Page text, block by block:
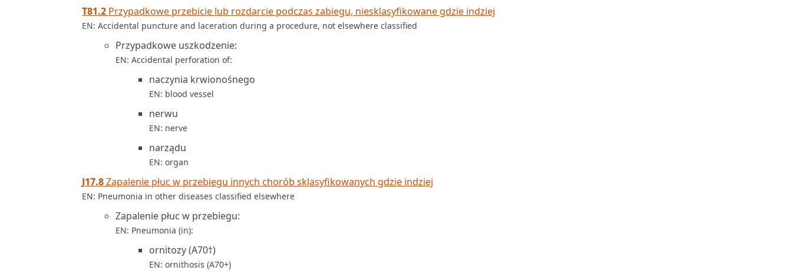
T81.2 Przypadkowe przebicie lub rozdarcie podczas zabiegu, niesklasyfikowane gdzie indziej
EN: Accidental puncture and laceration during a procedure, not elsewhere classified
Przypadkowe uszkodzenie:
EN: Accidental perforation of:
naczynia krwionośnego
EN: blood vessel
nerwu
EN: nerve
narządu
EN: organ
J17.8Zapalenie płuc w przebiegu innych chorób sklasyfikowanych gdzie indziej
EN: Pneumonia in other diseases classified elsewhere
Zapalenie płuc w przebiegu:
EN: Pneumonia (in):
ornitozy (A70†)
EN: ornithosis (A70+)